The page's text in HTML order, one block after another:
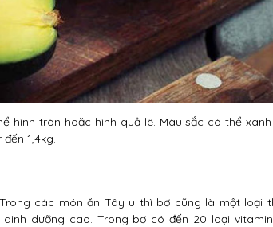
hình tròn hoặc hình quả lê. Màu sắc có thể
1,4kg.
các món ăn Tây u thì bơ cũng là một loại
dưỡng cao. Trong bơ có đến 20 loại